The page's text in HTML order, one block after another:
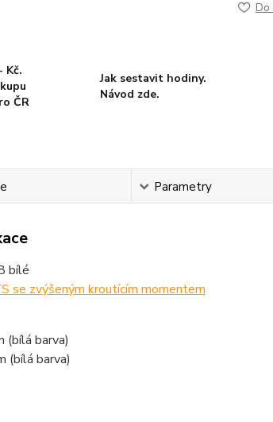
Do
Kč.
ČR
Jak sestavit hodiny.
Návod zde.
Parametry
bílé
se zvýšeným kroutícím momentem
(bílá barva)
(bílá barva)